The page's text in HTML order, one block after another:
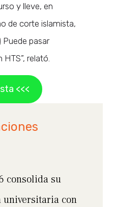
y lleve, en
de corte islamista,
pasar
relató.
<<<
consolida su
universitaria con